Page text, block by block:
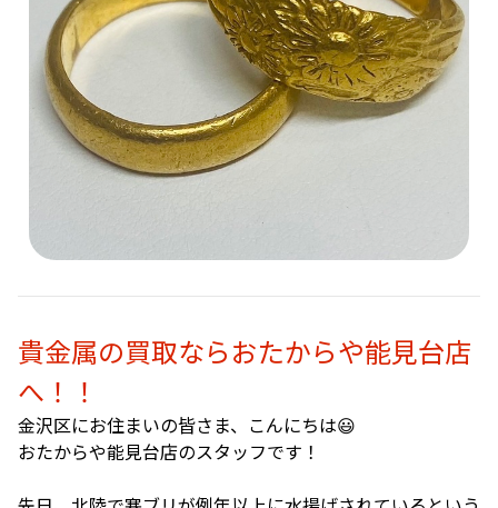
貴金属の買取ならおたからや能見台店
へ！！
金沢区にお住まいの皆さま、こんにちは😃
おたからや能見台店のスタッフです！